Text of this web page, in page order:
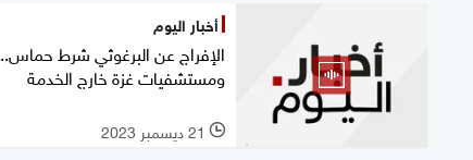
أخبار اليوم
الإفراج عن البرغوثي شرط حماس..
ومستشفيات غزة خارج الخدمة
l 21 ديسمبر 2023